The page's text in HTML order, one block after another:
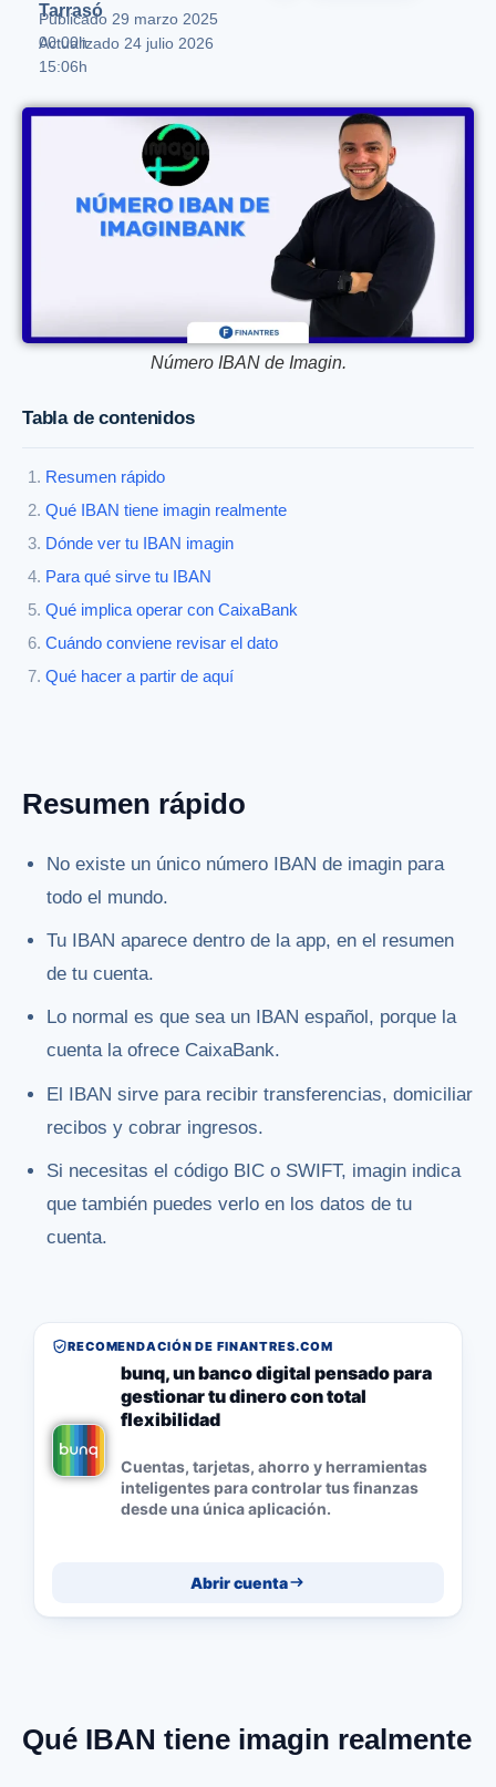
Tarrasó
Publicado 29 marzo 2025
00:00h
Actualizado 24 julio 2026
15:06h
Número IBAN de Imagin.
Tabla de contenidos
Resumen rápido
Qué IBAN tiene imagin realmente
Dónde ver tu IBAN imagin
Para qué sirve tu IBAN
Qué implica operar con CaixaBank
Cuándo conviene revisar el dato
Qué hacer a partir de aquí
Resumen rápido
No existe un único número IBAN de imagin para
todo el mundo.
Tu IBAN aparece dentro de la app, en el resumen
de tu cuenta.
Lo normal es que sea un IBAN español, porque la
cuenta la ofrece CaixaBank.
El IBAN sirve para recibir transferencias, domiciliar
recibos y cobrar ingresos.
Si necesitas el código BIC o SWIFT, imagin indica
que también puedes verlo en los datos de tu
cuenta.
RECOMENDACIÓN DE FINANTRES.COM
bunq, un banco digital pensado para
gestionar tu dinero con total
flexibilidad
Cuentas, tarjetas, ahorro y herramientas
inteligentes para controlar tus finanzas
desde una única aplicación.
Abrir cuenta
Qué IBAN tiene imagin realmente